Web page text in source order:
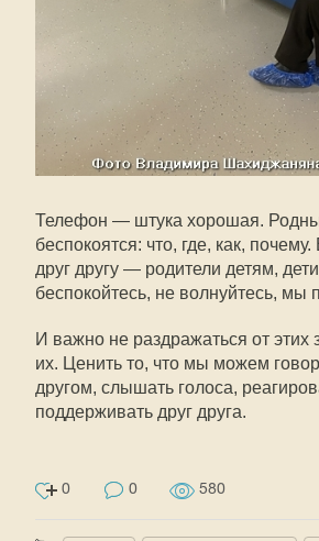
Телефон — штука хорошая.
беспокоятся: что, где, как,
друг другу — родители детям,
беспокойтесь, не волнуйтесь, мы
И важно не раздражаться от этих
их. Ценить то, что мы можем
другом, слышать голоса,
поддерживать друг друга.
0 0 580